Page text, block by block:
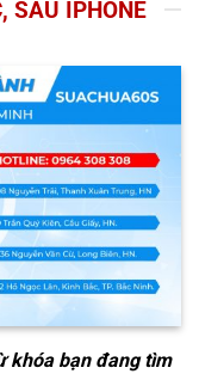
SAU IPHONE
khóa bạn đang tìm